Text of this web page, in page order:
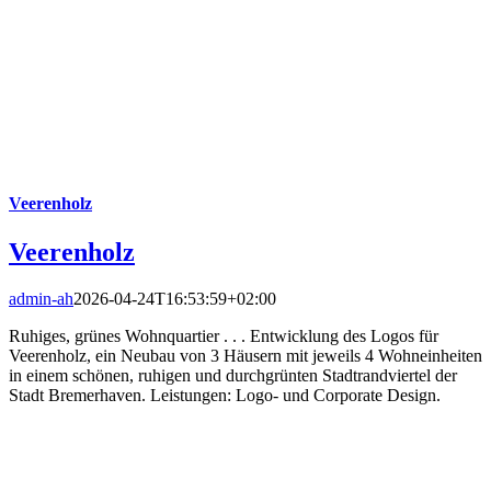
Veerenholz
Veerenholz
admin-ah2026-04-24T16:53:59+02:00
Ruhiges, grünes Wohnquartier . . . Entwicklung des Logos für
Veerenholz, ein Neubau von 3 Häusern mit jeweils 4 Wohneinheiten
in einem schönen, ruhigen und durchgrünten Stadtrandviertel der
Stadt Bremerhaven. Leistungen: Logo- und Corporate Design.